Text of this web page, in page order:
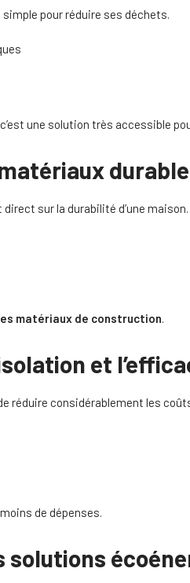
pour réduire ses déchets.
une solution très accessible
sur la durabilité d’une maison.
matériaux de construction.
et
réduire considérablement les
de dépenses.
solutions